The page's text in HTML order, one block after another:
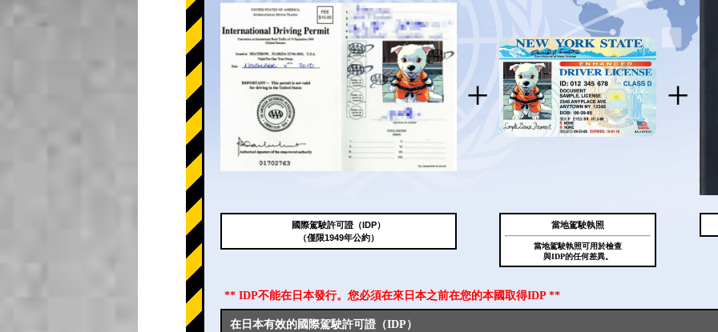
+ +
國際駕駛許可證（IDP）
（僅限1949年公約）
當地駕駛執照
當地駕駛執照可用於檢查
與IDP的任何差異。
** IDP不能在日本發行。您必須在來日本之前在您的本國取得IDP **
在日本有效的國際駕駛許可證（IDP）